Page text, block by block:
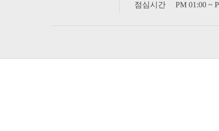
점심시간 PM 01:00 ~